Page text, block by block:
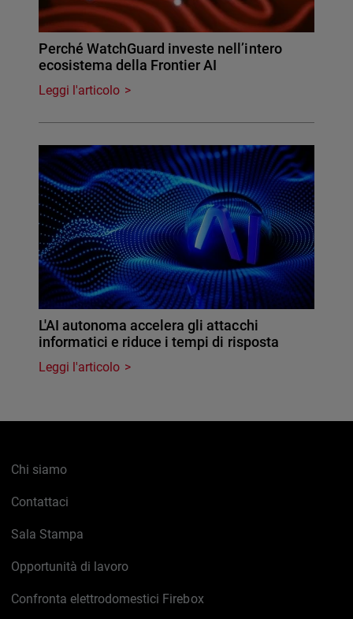
Perché WatchGuard investe nell’intero
ecosistema della Frontier AI
Leggi l'articolo
L'AI autonoma accelera gli attacchi
informatici e riduce i tempi di risposta
Leggi l'articolo
Chi siamo
Contattaci
Sala Stampa
Opportunità di lavoro
Confronta elettrodomestici Firebox